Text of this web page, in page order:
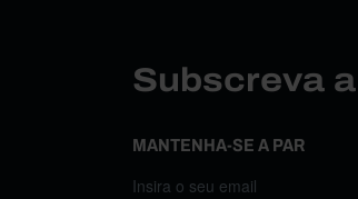
Subscreva
MANTENHA-SE A PAR